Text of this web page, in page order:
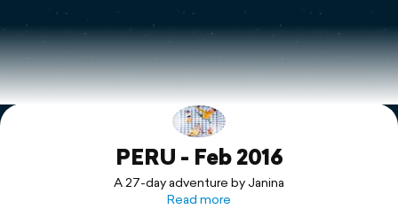
Print a book
Flyover video
Explore
SupportPERU - Feb 2016
A 27-day adventure by Janina
Read more